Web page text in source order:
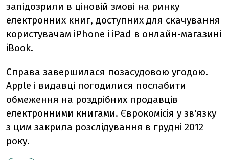
запідозрили в ціновій змові на ринку
електронних книг, доступних для скачування
користувачам iPhone і iPad в онлайн-магазині
iBook.
Справа завершилася позасудовою угодою.
Apple і видавці погодилися послабити
обмеження на роздрібних продавців
електронними книгами. Єврокомісія у зв'язку
з цим закрила розслідування в грудні 2012
року.